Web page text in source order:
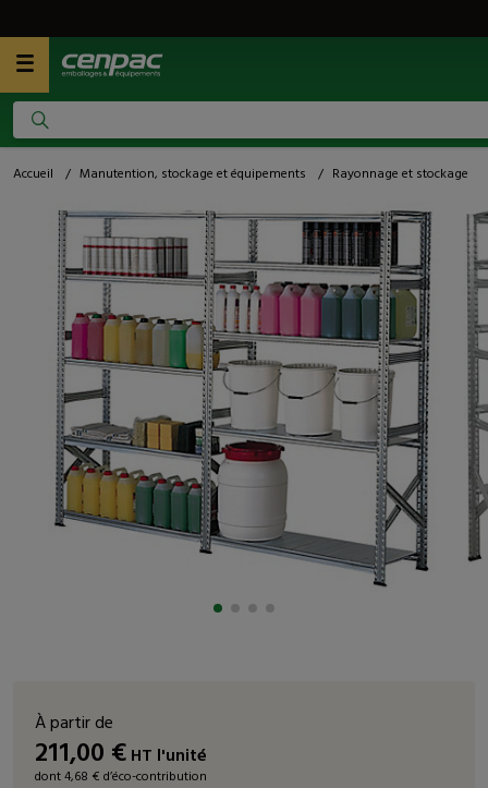
Accueil / Manutention, stockage et équipements / Rayonnage et stockage
À partir de
211,00 €HT l'unité
dont 4,68 € d’éco-contribution